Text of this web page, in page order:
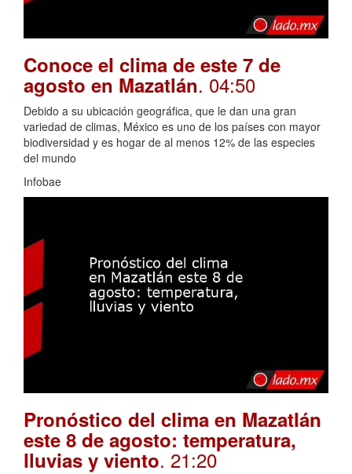
Conoce el clima de este 7 de
agosto en Mazatlán. 04:50
Debido a su ubicación geográfica, que le dan una gran
variedad de climas, México es uno de los países con mayor
biodiversidad y es hogar de al menos 12% de las especies
del mundo
Infobae
Pronóstico del clima en Mazatlán
este 8 de agosto: temperatura,
lluvias y viento. 21:20